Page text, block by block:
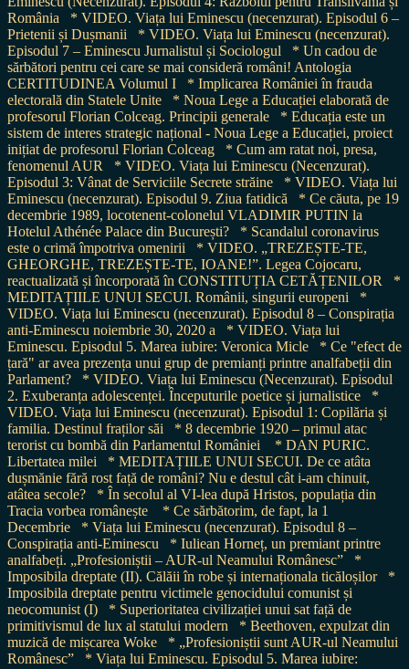
România
* VIDEO. Viața lui Eminescu (necenzurat). Episodul 6 –
Prietenii și Dușmanii
* VIDEO. Viața lui Eminescu (necenzurat).
Episodul 7 – Eminescu Jurnalistul și Sociologul
* Un cadou de
sărbători pentru cei care se mai consideră români! Antologia
CERTITUDINEA Volumul I
* Implicarea României în frauda
electorală din Statele Unite
* Noua Lege a Educației elaborată de
profesorul Florian Colceag. Principii generale
* Educația este un
sistem de interes strategic național - Noua Lege a Educației, proiect
inițiat de profesorul Florian Colceag
* Cum am ratat noi, presa,
fenomenul AUR
* VIDEO. Viața lui Eminescu (Necenzurat).
Episodul 3: Vânat de Serviciile Secrete străine
* VIDEO. Viața lui
Eminescu (necenzurat). Episodul 9. Ziua fatidică
* Ce căuta, pe 19
decembrie 1989, locotenent-colonelul VLADIMIR PUTIN la
Hotelul Athénée Palace din București?
* Scandalul coronavirus
este o crimă împotriva omenirii
* VIDEO. „TREZEȘTE-TE,
GHEORGHE, TREZEȘTE-TE, IOANE!”. Legea Cojocaru,
reactualizată și încorporată în CONSTITUȚIA CETĂȚENILOR
*
MEDITAȚIILE UNUI SECUI. Românii, singurii europeni
*
VIDEO. Viața lui Eminescu (necenzurat). Episodul 8 – Conspirația
anti-Eminescu noiembrie 30, 2020 a
* VIDEO. Viața lui
Eminescu. Episodul 5. Marea iubire: Veronica Micle
* Ce "efect de
țară" ar avea prezența unui grup de premianți printre analfabeții din
Parlament?
* VIDEO. Viața lui Eminescu (Necenzurat). Episodul
2. Exuberanța adolescenței. Începuturile poetice și jurnalistice
*
VIDEO. Viața lui Eminescu (necenzurat). Episodul 1: Copilăria și
familia. Destinul fraților săi
* 8 decembrie 1920 – primul atac
terorist cu bombă din Parlamentul României
* DAN PURIC.
Libertatea milei
* MEDITAȚIILE UNUI SECUI. De ce atâta
dușmănie fără rost față de români? Nu e destul cât i-am chinuit,
atâtea secole?
* În secolul al VI-lea după Hristos, populația din
Tracia vorbea românește
* Ce sărbătorim, de fapt, la 1
Decembrie
* Viața lui Eminescu (necenzurat). Episodul 8 –
Conspirația anti-Eminescu
* Iuliean Horneț, un premiant printre
analfabeți. „Profesioniștii – AUR-ul Neamului Românesc”
*
Imposibila dreptate (II). Călăii în robe și internaționala ticăloșilor
*
Imposibila dreptate pentru victimele genocidului comunist și
neocomunist (I)
* Superioritatea civilizației unui sat față de
primitivismul de lux al statului modern
* Beethoven, expulzat din
muzică de mișcarea Woke
* „Profesioniștii sunt AUR-ul Neamului
Românesc”
* Viața lui Eminescu. Episodul 5. Marea iubire: